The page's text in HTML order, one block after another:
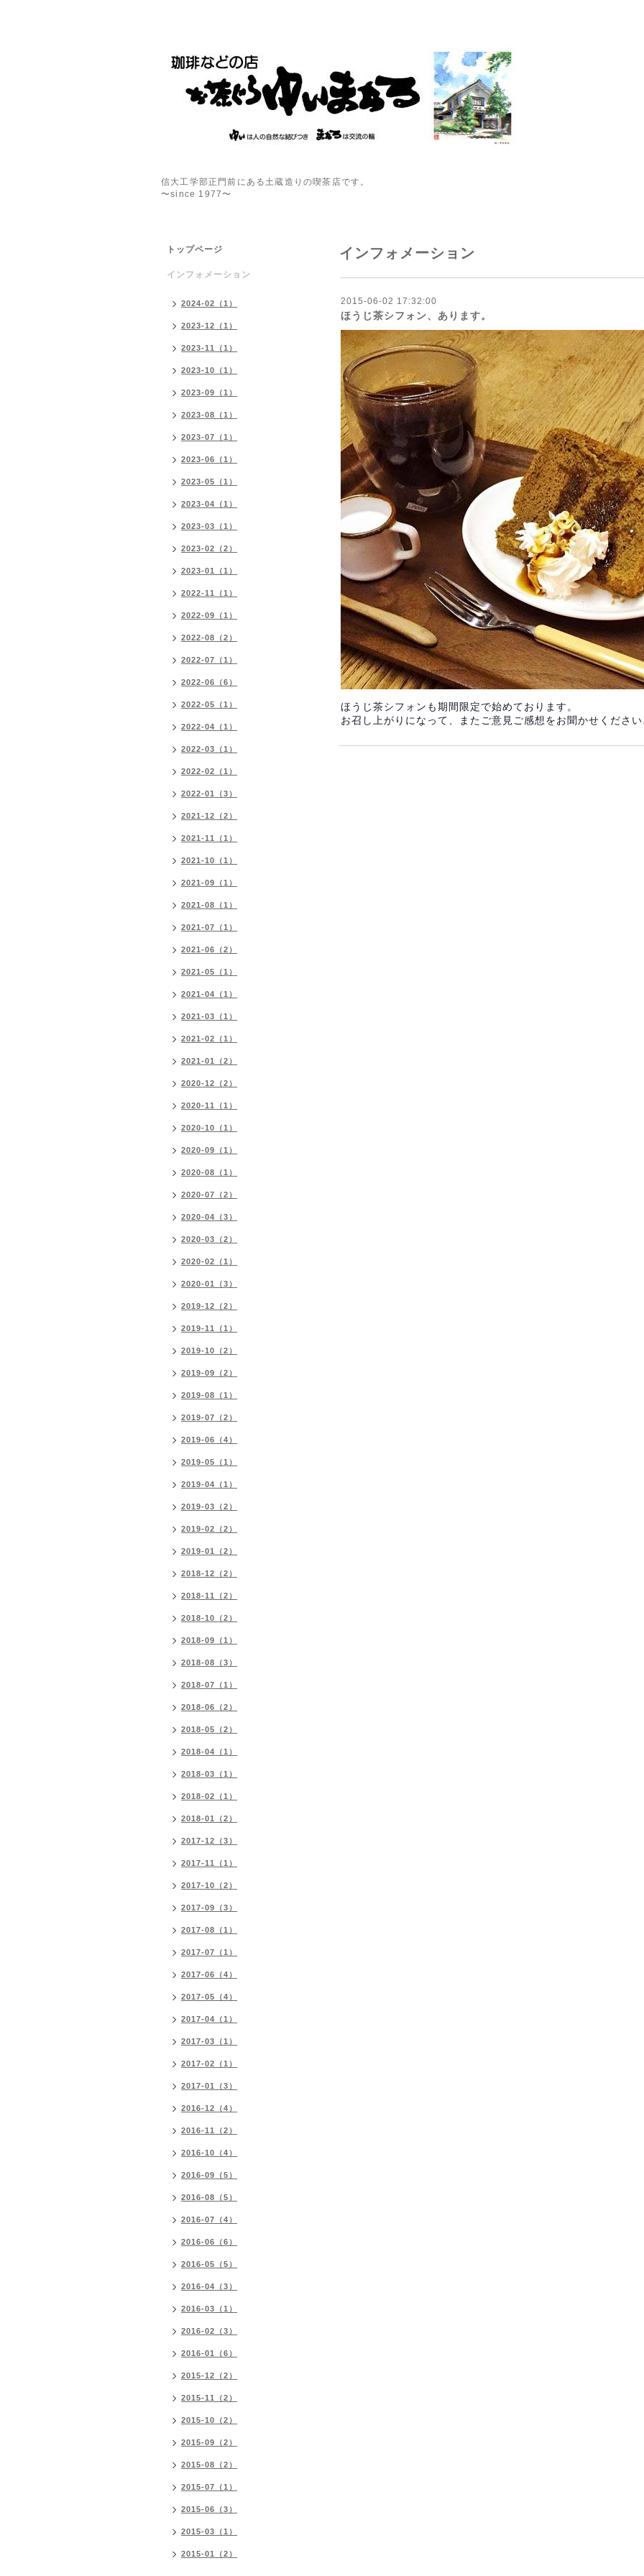
信大工学部正門前にある土蔵造りの喫茶店です。
〜since 1977〜
インフォメーション
2015-06-02 17:32:00
ほうじ茶シフォン、あります。
ほうじ茶シフォンも期間限定で始めております。
お召し上がりになって、またご意見ご感想をお聞かせくださ
トップページ
インフォメーション
2024-02（1）
2023-12（1）
2023-11（1）
2023-10（1）
2023-09（1）
2023-08（1）
2023-07（1）
2023-06（1）
2023-05（1）
2023-04（1）
2023-03（1）
2023-02（2）
2023-01（1）
2022-11（1）
2022-09（1）
2022-08（2）
2022-07（1）
2022-06（6）
2022-05（1）
2022-04（1）
2022-03（1）
2022-02（1）
2022-01（3）
2021-12（2）
2021-11（1）
2021-10（1）
2021-09（1）
2021-08（1）
2021-07（1）
2021-06（2）
2021-05（1）
2021-04（1）
2021-03（1）
2021-02（1）
2021-01（2）
2020-12（2）
2020-11（1）
2020-10（1）
2020-09（1）
2020-08（1）
2020-07（2）
2020-04（3）
2020-03（2）
2020-02（1）
2020-01（3）
2019-12（2）
2019-11（1）
2019-10（2）
2019-09（2）
2019-08（1）
2019-07（2）
2019-06（4）
2019-05（1）
2019-04（1）
2019-03（2）
2019-02（2）
2019-01（2）
2018-12（2）
2018-11（2）
2018-10（2）
2018-09（1）
2018-08（3）
2018-07（1）
2018-06（2）
2018-05（2）
2018-04（1）
2018-03（1）
2018-02（1）
2018-01（2）
2017-12（3）
2017-11（1）
2017-10（2）
2017-09（3）
2017-08（1）
2017-07（1）
2017-06（4）
2017-05（4）
2017-04（1）
2017-03（1）
2017-02（1）
2017-01（3）
2016-12（4）
2016-11（2）
2016-10（4）
2016-09（5）
2016-08（5）
2016-07（4）
2016-06（6）
2016-05（5）
2016-04（3）
2016-03（1）
2016-02（3）
2016-01（6）
2015-12（2）
2015-11（2）
2015-10（2）
2015-09（2）
2015-08（2）
2015-07（1）
2015-06（3）
2015-03（1）
2015-01（2）